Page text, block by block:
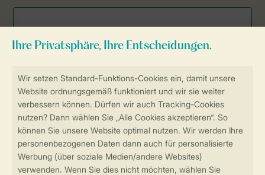
Sicher und schnell zur Online-Buchung
Sichere Datenübertragung
Sicheres Bezahlen